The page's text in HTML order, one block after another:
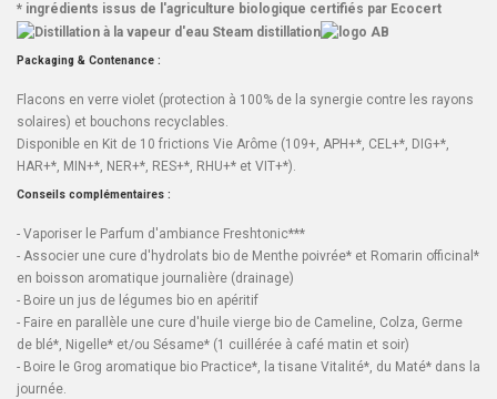
* ingrédients issus de l'agriculture biologique certifiés par Ecocert
Packaging & Contenance :
Flacons en verre violet (protection à 100% de la synergie contre les rayons
solaires) et bouchons recyclables.
Disponible en Kit de 10 frictions Vie Arôme (109+, APH+*, CEL+*, DIG+*,
HAR+*, MIN+*, NER+*, RES+*, RHU+* et VIT+*).
Conseils complémentaires :
- Vaporiser le Parfum d'ambiance Freshtonic***
- Associer une cure d'hydrolats bio de Menthe poivrée* et Romarin officinal *
en boisson aromatique journalière (drainage)
- Boire un jus de légumes bio en apéritif
- Faire en parallèle une cure d'huile vierge bio de Cameline, Colza, Germe
de blé*, Nigelle* et/ou Sésame* (1 cuillérée à café matin et soir)
- Boire le Grog aromatique bio Practice*, la tisane Vitalité*, du Maté* dans la
journée.